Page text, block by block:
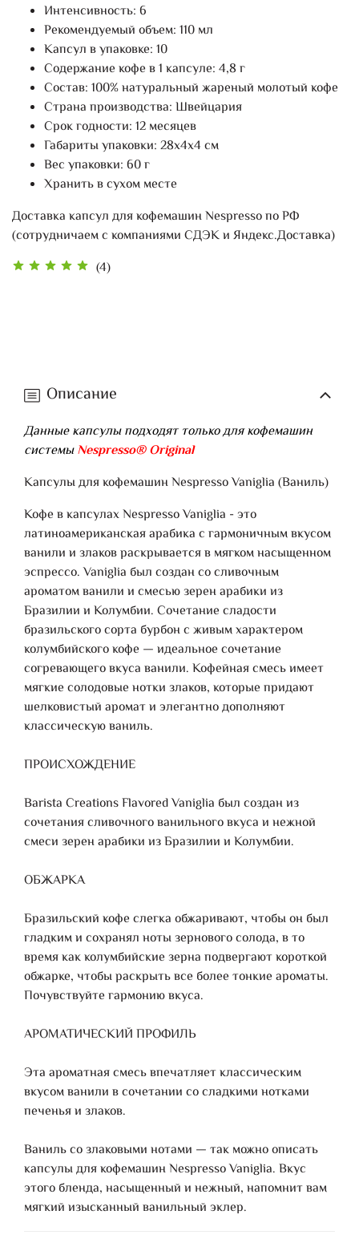
(4)
Интенсивность: 6
Рекомендуемый объем: 110 мл
Капсул в упаковке: 10
Содержание кофе в 1 капсуле: 4,8 г
Состав: 100% натуральный жареный молотый кофе
Страна производства: Швейцария
Срок годности: 12 месяцев
Габариты упаковки: 28х4х4 см
Вес упаковки: 60 г
Хранить в сухом месте
Доставка капсул для кофемашин Nespresso по РФ
(сотрудничаем с компаниями СДЭК и Яндекс.Доставка)
Описание
Данные капсулы подходят только для кофемашин
системыNespresso® Original
Капсулы для кофемашин Nespresso Vaniglia (Ваниль)
Кофе в капсулах Nespresso Vaniglia - это
латиноамериканская арабика с гармоничным вкусом
ванили и злаков раскрывается в мягком насыщенном
эспрессо. Vaniglia был создан со сливочным
ароматом ванили и смесью зерен арабики из
Бразилии и Колумбии. Сочетание сладости
бразильского сорта бурбон с живым характером
колумбийского кофе — идеальное сочетание
согревающего вкуса ванили. Кофейная смесь имеет
мягкие солодовые нотки злаков, которые придают
шелковистый аромат и элегантно дополняют
классическую ваниль.
ПРОИСХОЖДЕНИЕ
Barista Creations Flavored Vaniglia был создан из
сочетания сливочного ванильного вкуса и нежной
смеси зерен арабики из Бразилии и Колумбии.
ОБЖАРКА
Бразильский кофе слегка обжаривают, чтобы он был
гладким и сохранял ноты зернового солода, в то
время как колумбийские зерна подвергают короткой
обжарке, чтобы раскрыть все более тонкие ароматы.
Почувствуйте гармонию вкуса.
АРОМАТИЧЕСКИЙ ПРОФИЛЬ
Эта ароматная смесь впечатляет классическим
вкусом ванили в сочетании со сладкими нотками
печенья и злаков.
Ваниль со злаковыми нотами — так можно описать
капсулы для кофемашин Nespresso Vaniglia. Вкус
этого бленда, насыщенный и нежный, напомнит вам
мягкий изысканный ванильный эклер.